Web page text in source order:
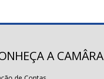
A CAMÂRA